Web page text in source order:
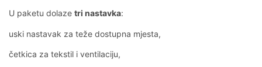
U paketu dolaze tri nastavka:
uski nastavak za teže dostupna mjesta,
četkica za tekstil i ventilaciju,